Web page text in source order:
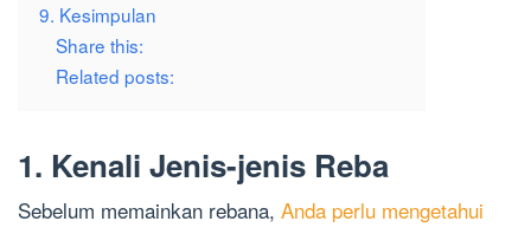
9. Kesimpulan
Share this:
Related posts:
1. Kenali Jenis-jenis Reba
Sebelum memainkan rebana, Anda perlu mengetahui